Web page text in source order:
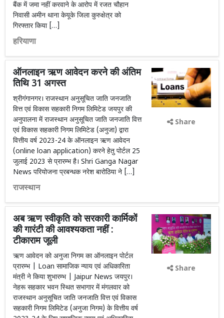
बैंक में जमा नहीं करवाने के आरोप में रजत चौहान
निवासी अमीन थाना केयूके जिला कुरुक्षेत्र को
गिरफ्तार किया […]
हरियाणा
ऑनलाइन ऋण आवेदन करने की अंतिम
तिथि 31 अगस्त
श्रीगंगानगर। राजस्थान अनुसूचित जाति जनजाति
वित्त एवं विकास सहकारी निगम लिमिटेड जयपुर की
अनुपालना में राजस्थान अनुसूचित जाति जनजाति वित्त
एवं विकास सहकारी निगम लिमिटेड (अनुजा) द्वारा
वित्तीय वर्ष 2023-24 के ऑनलाइन ऋण आवेदन
(online loan application) करने हेतु पोर्टल 25
जुलाई 2023 से प्रारम्भ है। Shri Ganga Nagar
News परियोजना प्रबन्धक नरेश बारोठिया ने […]
राजस्थान
Share
अब ऋण स्वीकृति को सरकारी कार्मिकों
की गारंटी की आवश्यकता नहीं :
टीकाराम जूली
ऋण आवेदन को अनुजा निगम का ऑनलाइन पोर्टल
प्रारम्भ | Loan सामाजिक न्याय एवं अधिकारिता
मंत्री ने किया शुभारम्भ | Jaipur News जयपुर।
नेहरू सहकार भवन स्थित सभागार में मंगलवार को
राजस्थान अनुसूचित जाति जनजाति वित्त एवं विकास
सहकारी निगम लिमिटेड (अनुजा निगम) के वित्तीय वर्ष
Share